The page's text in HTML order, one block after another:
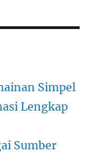
Simpel
Lengkap
Sumber